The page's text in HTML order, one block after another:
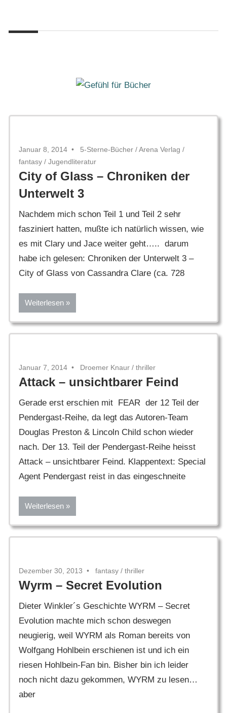
springen
Gefühl
für
Januar 8, 2014 5-Sterne-Bücher /Arena Verlag /
fantasy / Jugendliteratur
City of Glass – Chroniken der
Unterwelt 3
Nachdem mich schon Teil 1 und Teil 2 sehr
fasziniert hatten, mußte ich natürlich wissen, wie
es mit Clary und Jace weiter geht….. darum
habe ich gelesen: Chroniken der Unterwelt 3 –
City of Glass von Cassandra Clare (ca. 728
Weiterlesen
Januar 7, 2014 Droemer Knaur / thriller
Attack – unsichtbarer Feind
Gerade erst erschien mit FEAR der 12 Teil der
Pendergast-Reihe, da legt das Autoren-Team
Douglas Preston & Lincoln Child schon wieder
nach. Der 13. Teil der Pendergast-Reihe heisst
Attack – unsichtbarer Feind. Klappentext: Special
Agent Pendergast reist in das eingeschneite
Weiterlesen
Dezember 30, 2013 fantasy / thriller
Wyrm – Secret Evolution
Dieter Winkler´s Geschichte WYRM – Secret
Evolution machte mich schon deswegen
neugierig, weil WYRM als Roman bereits von
Wolfgang Hohlbein erschienen ist und ich ein
riesen Hohlbein-Fan bin. Bisher bin ich leider
noch nicht dazu gekommen, WYRM zu lesen…
aber